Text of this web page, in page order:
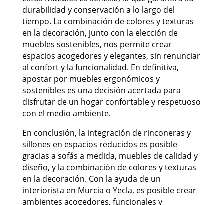
durabilidad y conservación a lo largo del
tiempo. La combinación de colores y texturas
en la decoración, junto con la elección de
muebles sostenibles, nos permite crear
espacios acogedores y elegantes, sin renunciar
al confort y la funcionalidad. En definitiva,
apostar por muebles ergonómicos y
sostenibles es una decisión acertada para
disfrutar de un hogar confortable y respetuoso
con el medio ambiente.
En conclusión, la integración de rinconeras y
sillones en espacios reducidos es posible
gracias a sofás a medida, muebles de calidad y
diseño, y la combinación de colores y texturas
en la decoración. Con la ayuda de un
interiorista en Murcia o Yecla, es posible crear
ambientes acogedores, funcionales y